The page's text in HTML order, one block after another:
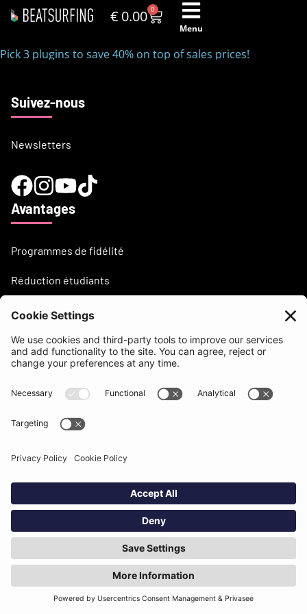
€ 0.00 0
Menu
Pick 3 plugins to save 40% on top of sales prices!
Suivez-nous
Newsletters
Avantages
Programmes de fidélité
Réduction étudiants
support@beatsurfing.com
Base de connaissance
Presse / Articles
BEATSURFING Blog
Aspects légaux
Politique de confidentialité
Conditions d'utilisation